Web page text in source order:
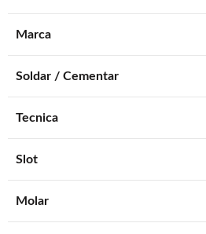
Marca
Soldar / Cementar
Tecnica
Slot
Molar